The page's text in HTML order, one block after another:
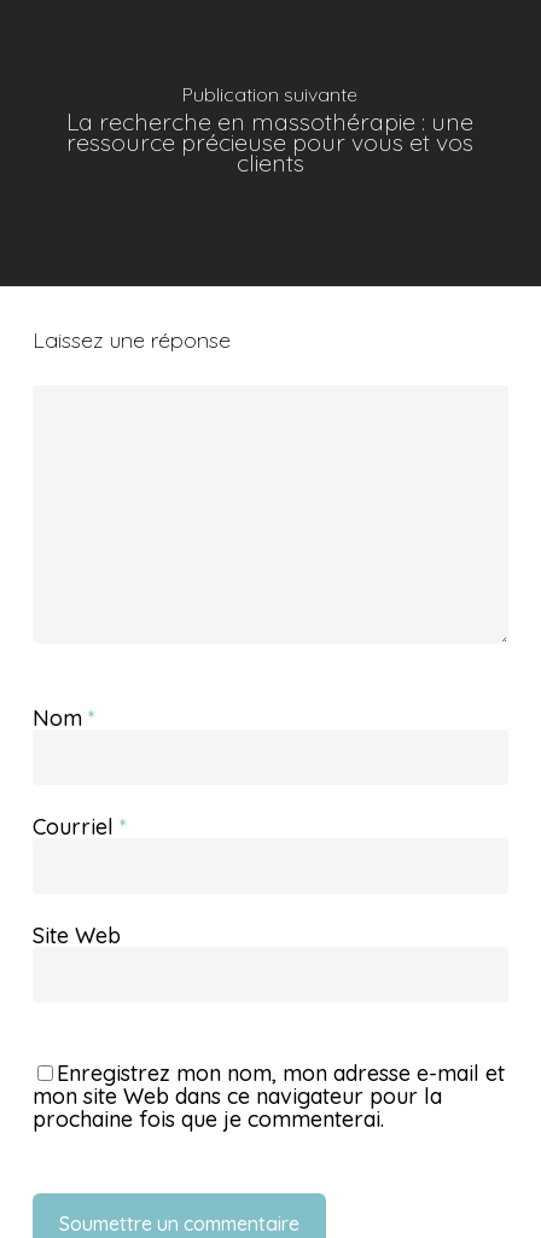
Publication suivante
La recherche en massothérapie : une
ressource précieuse pour vous et vos
clients
Laissez une réponse
Nom *
Courriel *
Site Web
Enregistrez mon nom, mon adresse e-mail et
mon site Web dans ce navigateur pour la
prochaine fois que je commenterai.